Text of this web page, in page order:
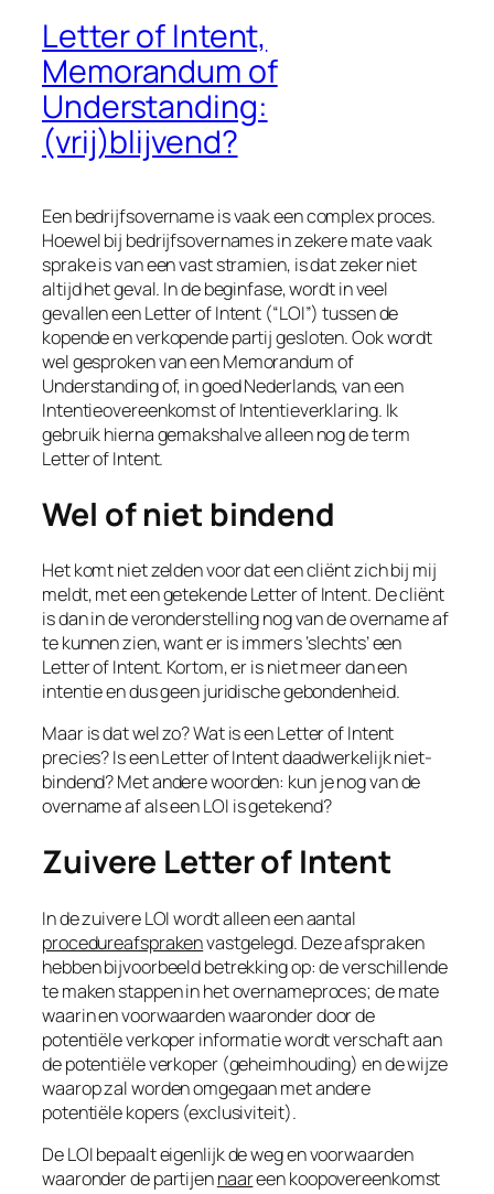
Letter of Intent,
Memorandum of
Understanding:
(vrij)blijvend?
Een bedrijfsovername is vaak een complex proces.
Hoewel bij bedrijfsovernames in zekere mate vaak
sprake is van een vast stramien, is dat zeker niet
altijd het geval. In de beginfase, wordt in veel
gevallen eenLetter of Intent (“LOI”) tussen de
kopende en verkopende partij gesloten. Ook wordt
wel gesproken van eenMemorandum of
Understandingof, in goed Nederlands, van een
Intentieovereenkomst of Intentieverklaring. Ik
gebruik hierna gemakshalve alleen nog de term
Letter of Intent.
Wel of niet bindend
Het komt niet zelden voor dat een cliënt zich bij mij
meldt, met een getekendeLetter of Intent. De cliënt
is dan in de veronderstelling nog van de overname af
te kunnen zien, want er is immers ‘slechts’ een
Letter of Intent. Kortom, er is niet meer dan een
intentie en dus geen juridische gebondenheid.
Maar is dat wel zo? Wat is eenLetter of Intent
precies? Is eenLetter of Intentdaadwerkelijk niet-
bindend? Met andere woorden: kun je nog van de
overname af als eenLOI is getekend?
Zuivere Letter of Intent
In de zuivereLOIwordt alleen een aantal
procedureafsprakenvastgelegd. Deze afspraken
hebben bijvoorbeeld betrekking op: de verschillende
te maken stappen in het overnameproces; de mate
waarin en voorwaarden waaronder door de
potentiële verkoper informatie wordt verschaft aan
de potentiële verkoper (geheimhouding) en de wijze
waarop zal worden omgegaan met andere
potentiële kopers (exclusiviteit).
DeLOIbepaalt eigenlijk de weg en voorwaarden
waaronder de partijennaareen koopovereenkomst